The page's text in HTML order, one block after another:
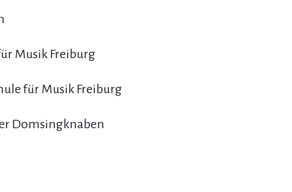
Musik Freiburg
für Musik Freiburg
Domsingknaben